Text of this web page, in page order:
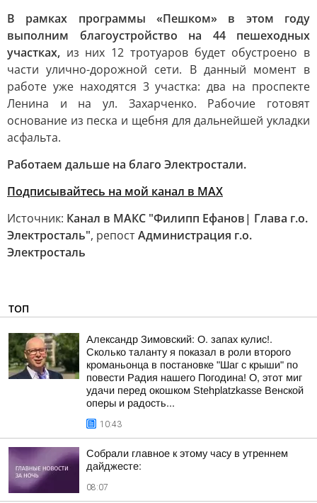
В рамках программы «Пешком» в этом году
выполним благоустройство на 44 пешеходных
участках, из них 12 тротуаров будет обустроено в
части улично-дорожной сети. В данный момент в
работе уже находятся 3 участка: два на проспекте
Ленина и на ул. Захарченко. Рабочие готовят
основание из песка и щебня для дальнейшей укладки
асфальта.
Работаем дальше на благо Электростали.
Подписывайтесь на мой канал в MAX
Источник: Канал в МАКС "Филипп Ефанов| Глава г.о.
Электросталь", репостАдминистрация г.о.
Электросталь
ТОП
Александр Зимовский: О. запах кулис!.
Сколько таланту я показал в роли второго
кроманьонца в постановке "Шаг с крыши" по
повести Радия нашего Погодина! О, этот миг
удачи перед окошком Stehplatzkasse Венской
оперы и радость...
10:43
Собрали главное к этому часу в утреннем
дайджесте:
08:07